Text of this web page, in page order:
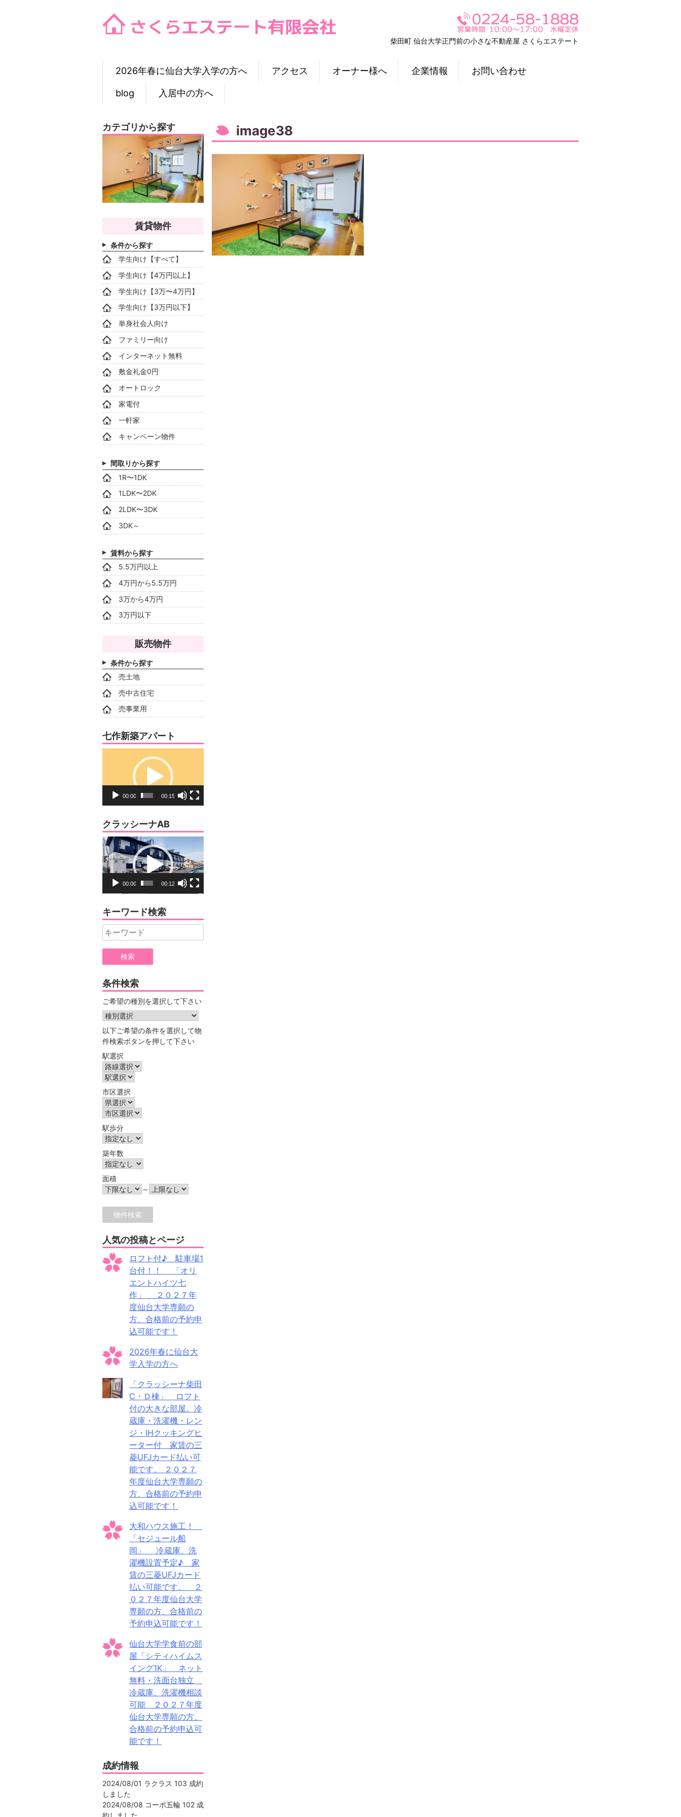
柴田町 仙台大学正門前の小さな不動産屋 さくらエステート
2026年春に仙台大学入学の方へ アクセス オーナー様へ 企業情報 お問い合わせ
blog 入居中の方へ
image38
カテゴリから探す
賃貸物件
条件から探す
学生向け【すべて】
学生向け【4万円以上】
学生向け【3万〜4万円】
学生向け【3万円以下】
単身社会人向け
ファミリー向け
インターネット無料
敷金礼金0円
オートロック
家電付
一軒家
キャンペーン物件
間取りから探す
1R〜1DK
1LDK〜2DK
2LDK〜3DK
3DK～
賃料から探す
5.5万円以上
4万円から5.5万円
3万から4万円
3万円以下
販売物件
条件から探す
売土地
売中古住宅
売事業用
七作新築アパート
ー
00:00 00:15
クラッシーナAB
動
画
プ
ー
00:00 00:12
キーワード検索
Search
for:
条件検索
ご希望の種別を選択して下さい
以下ご希望の条件を選択して物
件検索ボタンを押して下さい
駅選択
市区選択
駅歩分
築年数
面積
～
人気の投稿とページ
ロフト付♪ 駐車場1
台付！！ 「オリ
エントハイツ七
作」 ２０２７年
度仙台大学専願の
方、合格前の予約申
込可能です！
2026年春に仙台大
学入学の方へ
「クラッシーナ柴田
C・Ｄ棟」 ロフト
付の大きな部屋。冷
蔵庫・洗濯機・レン
ジ・IHクッキングヒ
ーター付 家賃の三
菱UFJカード払い可
能です。 ２０２７
年度仙台大学専願の
方、合格前の予約申
込可能です！
大和ハウス施工！
「セジュール船
岡」 冷蔵庫、洗
濯機設置予定♪ 家
賃の三菱UFJカード
払い可能です。 ２
０２７年度仙台大学
専願の方、合格前の
予約申込可能です！
仙台大学学食前の部
屋「シティハイムス
イング1K」 ネット
無料・洗面台独立
冷蔵庫、洗濯機相談
可能 ２０２７年度
仙台大学専願の方、
合格前の予約申込可
能です！
成約情報
2024/08/01 ラクラス 103 成約
しました
2024/08/08 コーポ五輪 102 成